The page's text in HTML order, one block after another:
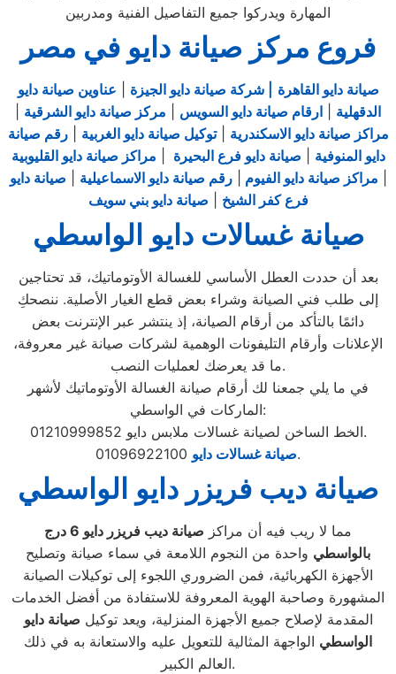
المهارة ويدركوا جميع التفاصيل الفنية ومدربين
فروع مركز صيانة دايو في مصر
صيانة دايو القاهرة | شركة صيانة دايو الجيزة
عناوين صيانة دايو
الدقهلية
ارقام صيانة دايو السويس مركز صيانة دايو الشرقية
مراكز صيانة دايو الاسكندرية |توكيل صيانة دايو الغربية |رقم صيانة
دايو المنوفية
صيانة دايو فرع البحيرة
مراكز صيانة دايو القليوبية
مراكز صيانة دايو الفيوم |رقم صيانة دايو الاسماعيلية
صيانة دايو
فرع كفر الشيخ
صيانة دايو بني سويف
صيانة غسالات دايو الواسطي
بعد أن حددت العطل الأساسي للغسالة الأوتوماتيك، قد تحتاجين
إلى طلب فني الصيانة وشراء بعض قطع الغيار الأصلية. ننصحكِ
دائمًا بالتأكد من أرقام الصيانة، إذ ينتشر عبر الإنترنت بعض
الإعلانات وأرقام التليفونات الوهمية لشركات صيانة غير معروفة،
ما قد يعرضك لعمليات النصب.
في ما يلي جمعنا لك أرقام صيانة الغسالة الأوتوماتيك لأشهر
الماركات في الواسطي:
الخط الساخن لصيانة غسالات ملابس دايو 01210999852.
صيانة غسالات دايو01096922100.
صيانة ديب فريزر دايو الواسطي
مما لا ريب فيه أن مراكز صيانة ديب فريزر دايو
درج
بالواسطي واحدة من النجوم اللامعة في سماء صيانة وتصليح
الأجهزة الكهربائية، فمن الضروري اللجوء إلى توكيلات الصيانة
المشهورة وصاحبة الهوية المعروفة للاستفادة من أفضل الخدمات
المقدمة لإصلاح جميع الأجهزة المنزلية، ويعد توكيل صيانة دايو
الواسطي الواجهة المثالية للتعويل عليه والاستعانة به في ذلك
العالم الكبير.